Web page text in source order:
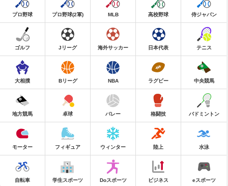
プロ野球 プロ野球(2軍) MLB 高校野球 侍ジャパン
ゴルフ Jリーグ 海外サッカー 日本代表 テニス
大相撲 Bリーグ NBA ラグビー 中央競馬
地方競馬 卓球 バレー 格闘技 バドミントン
モーター フィギュア ウィンター 陸上 水泳
自転車 学生スポーツ Doスポーツ ビジネス eスポーツ